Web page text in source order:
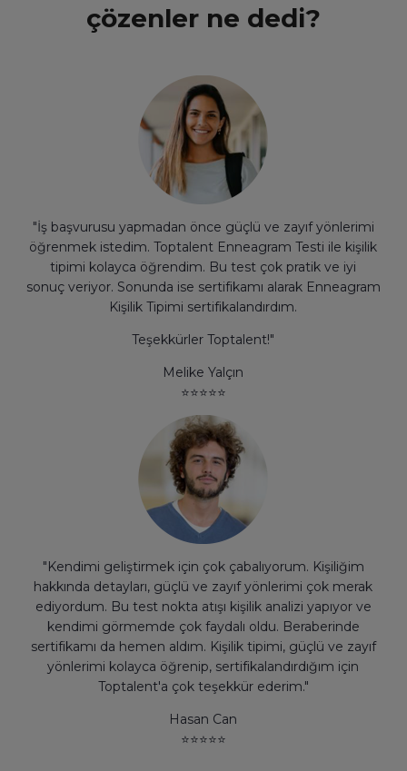
çözenler ne dedi?
"İş başvurusu yapmadan önce güçlü ve zayıf yönlerimi
öğrenmek istedim. Toptalent Enneagram Testi ile kişilik
tipimi kolayca öğrendim. Bu test çok pratik ve iyi
sonuç veriyor. Sonunda ise sertifikamı alarak Enneagram
Kişilik Tipimi sertifikalandırdım.
Teşekkürler Toptalent!"
Melike Yalçın
⭐⭐⭐⭐⭐
"Kendimi geliştirmek için çok çabalıyorum. Kişiliğim
hakkında detayları, güçlü ve zayıf yönlerimi çok merak
ediyordum. Bu test nokta atışı kişilik analizi yapıyor ve
kendimi görmemde çok faydalı oldu. Beraberinde
sertifikamı da hemen aldım. Kişilik tipimi, güçlü ve zayıf
yönlerimi kolayca öğrenip, sertifikalandırdığım için
Toptalent'a çok teşekkür ederim."
Hasan Can
⭐⭐⭐⭐⭐